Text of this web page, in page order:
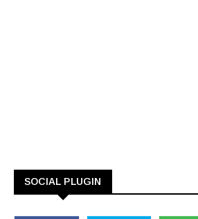
SOCIAL PLUGIN